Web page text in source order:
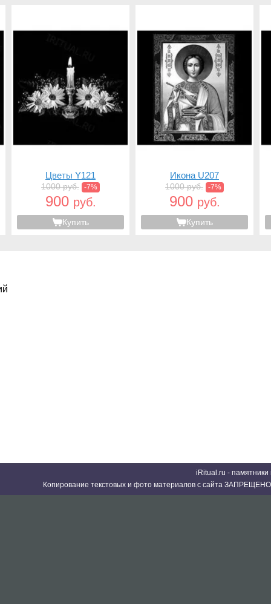
Цветы Y121
1000 руб. -7%
900 руб.
Купить
Икона U207
1000 руб. -7%
900 руб.
Купить
iRitual.ru -
Копирование текстовых и фото материалов с сайта